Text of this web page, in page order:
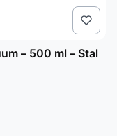
– 500 ml – Stal